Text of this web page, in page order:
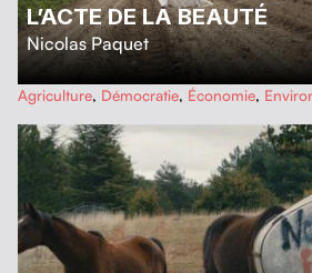
L’ACTE DE LA BEAUTÉ
Nicolas Paquet
…
Agriculture, Démocratie, Économie,